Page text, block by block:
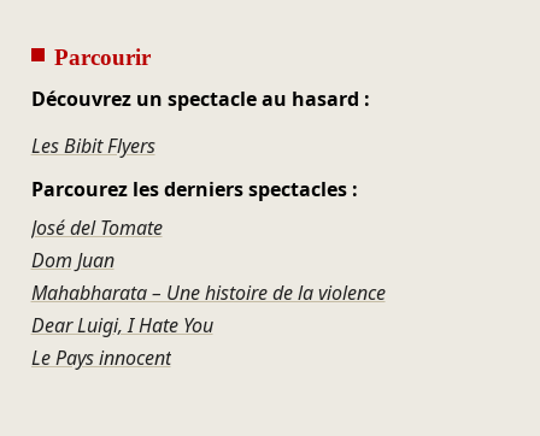
Parcourir
Découvrez un spectacle au hasard :
Les Bibit Flyers
Parcourez les derniers spectacles :
José del Tomate
Dom Juan
Mahabharata – Une histoire de la violence
Dear Luigi, I Hate You
Le Pays innocent